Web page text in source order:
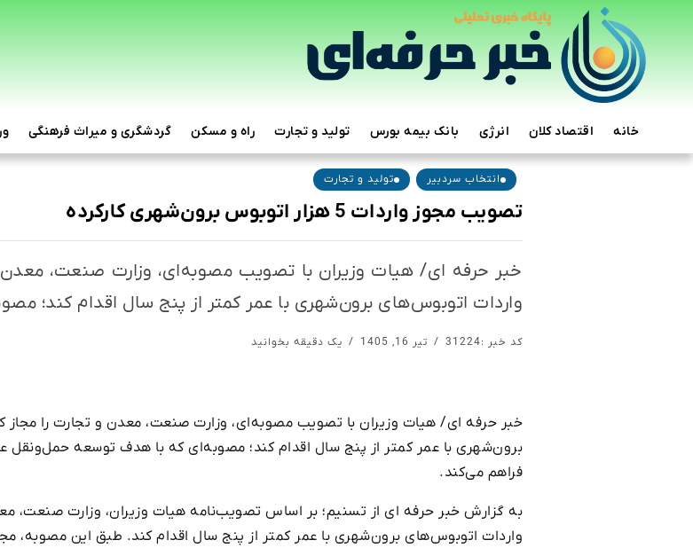
خانه اقتصاد کلان انرژی بانک بیمه بورس تولید و تجارت راه و مسکن گردشگری و میراث فرهنگی
انتخاب سردبیر تولید و تجارت
تصویب مجوز واردات 5 هزار اتوبوس برون‌شهری کارکرده
خبر حرفه ای/ هیات وزیران با تصویب مصوبه‌ای، وزارت صنعت،
واردات اتوبوس‌های برون‌شهری با عمر کمتر از پنج سال اقدام کند؛
کد خبر :31224 تیر 16, 1405 یک دقیقه بخوانید
خبر حرفه ای/ هیات وزیران با تصویب مصوبه‌ای، وزارت صنعت، معدن و تجارت را
فراهم می‌کند.
به گزارش خبر حرفه ای از تسنیم؛ بر اساس تصویب‌نامه هیات وزیران، وزارت